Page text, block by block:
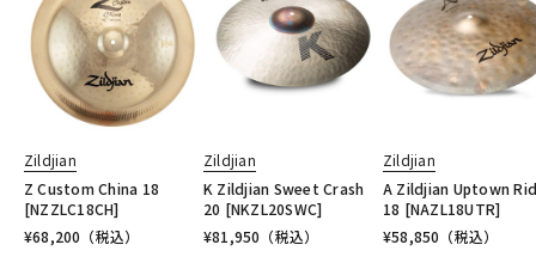
Zildjian
Z Custom China 18
[NZZLC18CH]
¥68,200 （税込）
Zildjian
K Zildjian Sweet Crash
20 [NKZL20SWC]
¥81,950 （税込）
Zildjian
A Zildjian Uptown
18 [NAZL18UTR]
¥58,850 （税込）